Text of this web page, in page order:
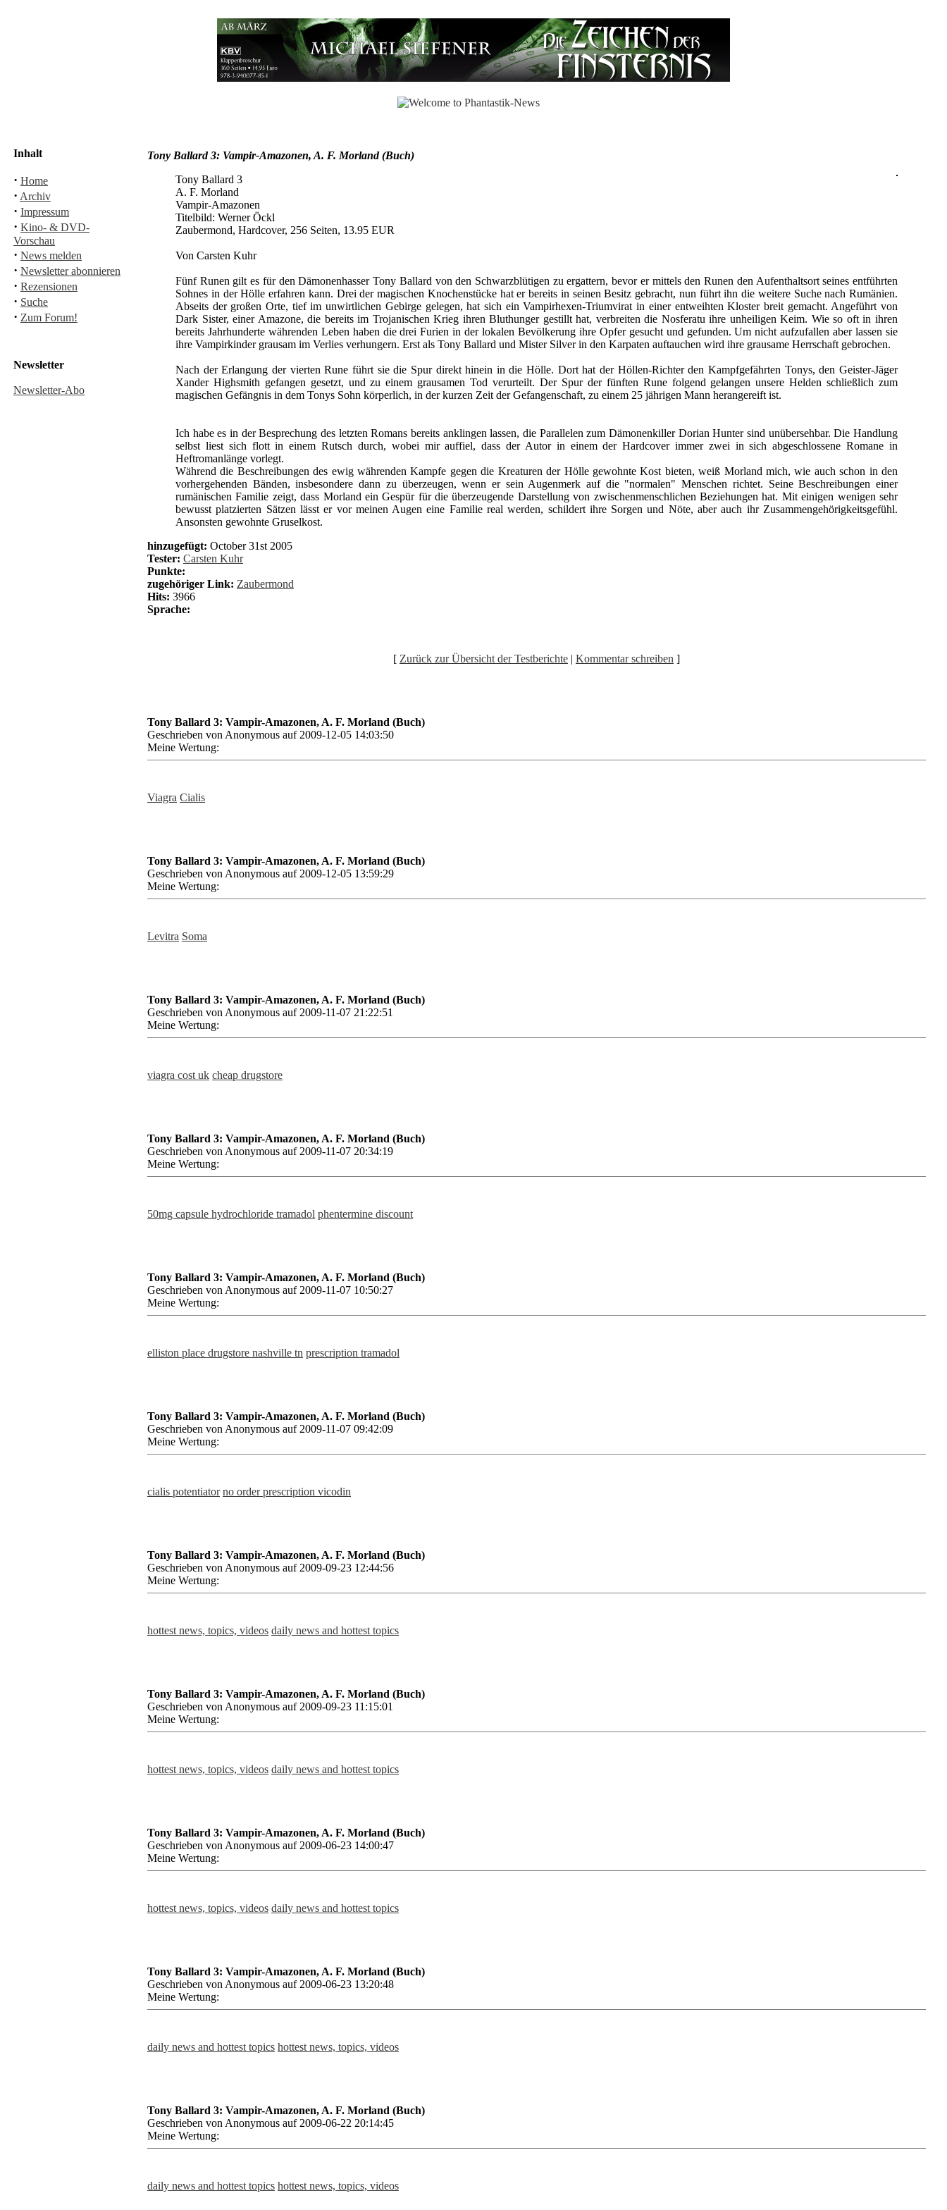
Inhalt
· Home
· Archiv
· Impressum
· Kino- & DVD-
Vorschau
· News melden
· Newsletter abonnieren
· Rezensionen
· Suche
· Zum Forum!
Newsletter
Newsletter-Abo
Tony Ballard 3: Vampir-Amazonen, A. F. Morland (Buch)
Tony Ballard 3
A. F. Morland
Vampir-Amazonen
Titelbild: Werner Öckl
Zaubermond, Hardcover, 256 Seiten, 13.95 EUR
Von Carsten Kuhr
Fünf Runen gilt es für den Dämonenhasser Tony Ballard von den Schwarzblütigen zu ergattern, bevor er mittels den Runen den Aufenthaltsort seines entführten
Sohnes in der Hölle erfahren kann. Drei der magischen Knochenstücke hat er bereits in seinen Besitz gebracht, nun führt ihn die weitere Suche nach Rumänien.
Abseits der großen Orte, tief im unwirtlichen Gebirge gelegen, hat sich ein Vampirhexen-Triumvirat in einer entweihten Kloster breit gemacht. Angeführt von
Dark Sister, einer Amazone, die bereits im Trojanischen Krieg ihren Bluthunger gestillt hat, verbreiten die Nosferatu ihre unheiligen Keim. Wie so oft in ihren
bereits Jahrhunderte währenden Leben haben die drei Furien in der lokalen Bevölkerung ihre Opfer gesucht und gefunden. Um nicht aufzufallen aber lassen sie
ihre Vampirkinder grausam im Verlies verhungern. Erst als Tony Ballard und Mister Silver in den Karpaten auftauchen wird ihre grausame Herrschaft gebrochen.
Nach der Erlangung der vierten Rune führt sie die Spur direkt hinein in die Hölle. Dort hat der Höllen-Richter den Kampfgefährten Tonys, den Geister-Jäger
Xander Highsmith gefangen gesetzt, und zu einem grausamen Tod verurteilt. Der Spur der fünften Rune folgend gelangen unsere Helden schließlich zum
magischen Gefängnis in dem Tonys Sohn körperlich, in der kurzen Zeit der Gefangenschaft, zu einem 25 jährigen Mann herangereift ist.
Ich habe es in der Besprechung des letzten Romans bereits anklingen lassen, die Parallelen zum Dämonenkiller Dorian Hunter sind unübersehbar. Die Handlung
selbst liest sich flott in einem Rutsch durch, wobei mir auffiel, dass der Autor in einem der Hardcover immer zwei in sich abgeschlossene Romane in
Heftromanlänge vorlegt.
Während die Beschreibungen des ewig währenden Kampfe gegen die Kreaturen der Hölle gewohnte Kost bieten, weiß Morland mich, wie auch schon in den
vorhergehenden Bänden, insbesondere dann zu überzeugen, wenn er sein Augenmerk auf die "normalen" Menschen richtet. Seine Beschreibungen einer
rumänischen Familie zeigt, dass Morland ein Gespür für die überzeugende Darstellung von zwischenmenschlichen Beziehungen hat. Mit einigen wenigen sehr
bewusst platzierten Sätzen lässt er vor meinen Augen eine Familie real werden, schildert ihre Sorgen und Nöte, aber auch ihr Zusammengehörigkeitsgefühl.
Ansonsten gewohnte Gruselkost.
hinzugefügt: October 31st 2005
Tester: Carsten Kuhr
Punkte:
zugehöriger Link: Zaubermond
Hits: 3966
Sprache:
[ Zurück zur Übersicht der Testberichte | Kommentar schreiben ]
Tony Ballard 3: Vampir-Amazonen, A. F. Morland (Buch)
Geschrieben von Anonymous auf 2009-12-05 14:03:50
Meine Wertung:
Viagra Cialis
Tony Ballard 3: Vampir-Amazonen, A. F. Morland (Buch)
Geschrieben von Anonymous auf 2009-12-05 13:59:29
Meine Wertung:
Levitra Soma
Tony Ballard 3: Vampir-Amazonen, A. F. Morland (Buch)
Geschrieben von Anonymous auf 2009-11-07 21:22:51
Meine Wertung:
viagra cost uk cheap drugstore
Tony Ballard 3: Vampir-Amazonen, A. F. Morland (Buch)
Geschrieben von Anonymous auf 2009-11-07 20:34:19
Meine Wertung:
50mg capsule hydrochloride tramadol phentermine discount
Tony Ballard 3: Vampir-Amazonen, A. F. Morland (Buch)
Geschrieben von Anonymous auf 2009-11-07 10:50:27
Meine Wertung:
elliston place drugstore nashville tn prescription tramadol
Tony Ballard 3: Vampir-Amazonen, A. F. Morland (Buch)
Geschrieben von Anonymous auf 2009-11-07 09:42:09
Meine Wertung:
cialis potentiator no order prescription vicodin
Tony Ballard 3: Vampir-Amazonen, A. F. Morland (Buch)
Geschrieben von Anonymous auf 2009-09-23 12:44:56
Meine Wertung:
hottest news, topics, videos daily news and hottest topics
Tony Ballard 3: Vampir-Amazonen, A. F. Morland (Buch)
Geschrieben von Anonymous auf 2009-09-23 11:15:01
Meine Wertung:
hottest news, topics, videos daily news and hottest topics
Tony Ballard 3: Vampir-Amazonen, A. F. Morland (Buch)
Geschrieben von Anonymous auf 2009-06-23 14:00:47
Meine Wertung:
hottest news, topics, videos daily news and hottest topics
Tony Ballard 3: Vampir-Amazonen, A. F. Morland (Buch)
Geschrieben von Anonymous auf 2009-06-23 13:20:48
Meine Wertung:
daily news and hottest topics hottest news, topics, videos
Tony Ballard 3: Vampir-Amazonen, A. F. Morland (Buch)
Geschrieben von Anonymous auf 2009-06-22 20:14:45
Meine Wertung:
daily news and hottest topics hottest news, topics, videos